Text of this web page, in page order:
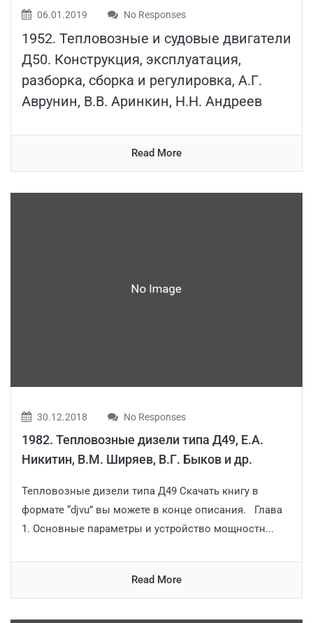
06.01.2019 No Responses
1952. Тепловозные и судовые двигатели
Д50. Конструкция, эксплуатация,
разборка, сборка и регулировка, А.Г.
Аврунин, В.В. Аринкин, Н.Н. Андреев
Read More
30.12.2018 No Responses
1982. Тепловозные дизели типа Д49, Е.А.
Никитин, В.М. Ширяев, В.Г. Быков и др.
Тепловозные дизели типа Д49 Скачать книгу в
формате “djvu” вы можете в конце описания. Глава
1. Основные параметры и устройство мощностн...
Read More